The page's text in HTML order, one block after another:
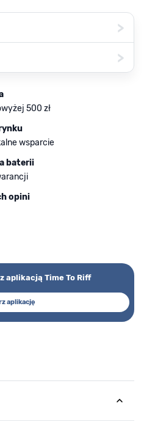
>
>
500 zł
wsparcie
baterii
opini
z aplikacją Time To Riff
aplikację